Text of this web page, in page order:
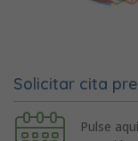
Solicitar cita
Pulse